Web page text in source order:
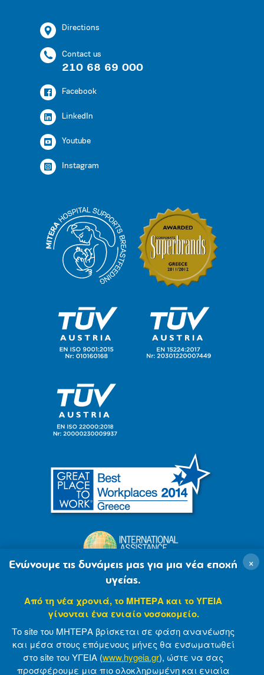
Directions
Contact us
210 68 69 000
Facebook
LinkedIn
Youtube
Instagram
© 2007-2021 MITERA S.A Privacy Policy
×
Ενώνουμε τις δυνάμεις μας για μια νέα εποχή
υγείας.
Από τη νέα χρονιά, το ΜΗΤΕΡΑ και το ΥΓΕΙΑ
γίνονται ένα ενιαίο νοσοκομείο.
Το site του ΜΗΤΕΡΑ βρίσκεται σε φάση ανανέωσης
και μέσα στους επόμενους μήνες θα ενσωματωθεί
στο site του ΥΓΕΙΑ (www.hygeia.gr), ώστε να σας
προσφέρουμε μια πιο ολοκληρωμένη και ενιαία